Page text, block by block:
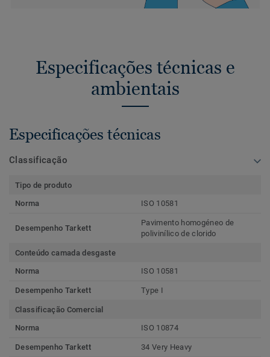
Especificações técnicas e
ambientais
Especificações técnicas
Classificação
Tipo de produto
Norma
ISO 10581
Desempenho Tarkett
Pavimento homogéneo de
polivinílico de clorido
Conteúdo camada desgaste
Norma
ISO 10581
Desempenho Tarkett Type I
Classificação Comercial
Norma
ISO 10874
Desempenho Tarkett 34 Very Heavy